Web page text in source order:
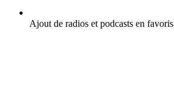
Ajout de radios et podcasts en favoris